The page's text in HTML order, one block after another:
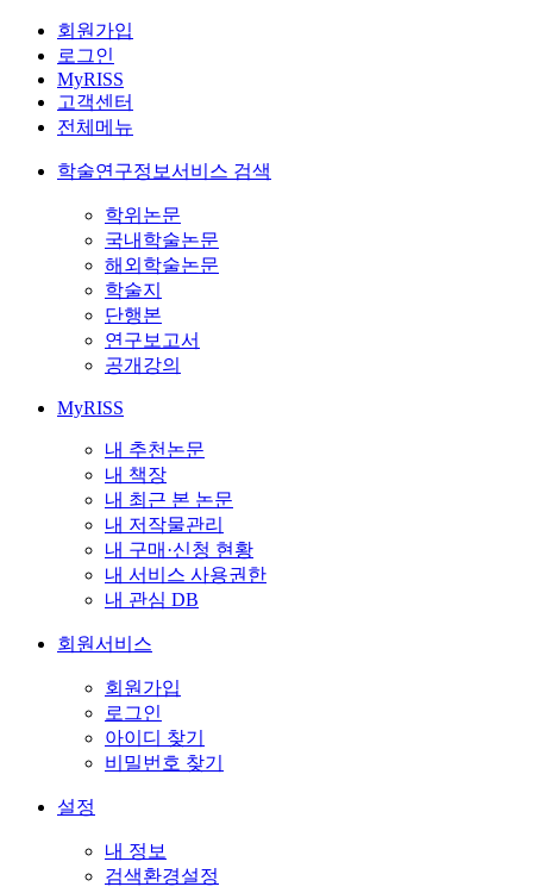
회원가입
로그인
MyRISS
고객센터
전체메뉴
학술연구정보서비스 검색
학위논문
국내학술논문
해외학술논문
학술지
단행본
연구보고서
공개강의
MyRISS
내 추천논문
내 책장
내 최근 본 논문
내 저작물관리
내 구매·신청 현황
내 서비스 사용권한
내 관심 DB
회원서비스
회원가입
로그인
아이디 찾기
비밀번호 찾기
설정
내 정보
검색환경설정